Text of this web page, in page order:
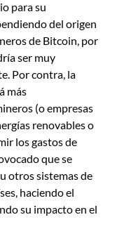
para su
del origen
de Bitcoin, por
ser muy
Por contra, la
más
(o empresas
renovables o
los gastos de
que se
otros sistemas de
haciendo el
su impacto en el